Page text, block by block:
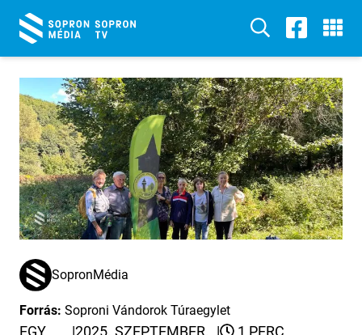
SopronMédia
Forrás: Soproni Vándorok Túraegylet
EGY
|2025. SZEPTEMBER. |
1 PERC